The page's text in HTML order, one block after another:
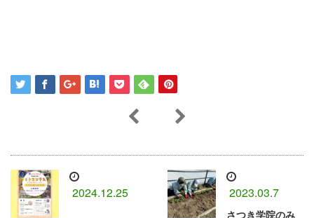
2024.12.25 2023.03.7
さつき学院のみ